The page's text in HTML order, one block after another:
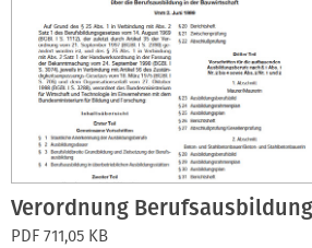
Verordnung
PDF 711,05 KB